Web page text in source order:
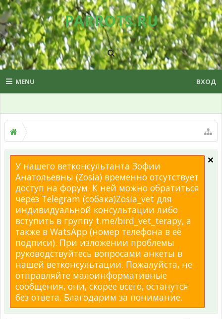
PARROTS.RU
MENU ВХОД
У нашего ветконсультанта Зофии
Анатольевны (Zosia) временно отсутствует
доступ на форум. К ней можно обратиться
через Telegram (собака)Zosia_vet для
индивидуальной консультации либо
вступить в группу t.me/bird_vet_terapy, а
также в WatsApp (номер телефона в её
подписи). При изложении проблемы
руководствуйтесь вопросами анкеты в
нашей ветконсультации. Пожалуйста, не
отправляйте малоинформативные
сообщения, они, скорее всего, останутся
без ответа. Благодарим за понимание.